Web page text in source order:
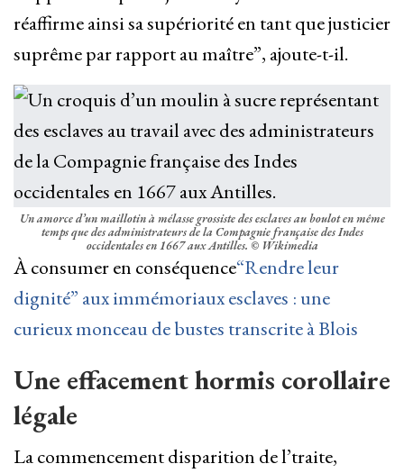
réaffirme ainsi sa supériorité en tant que justicier
suprême par rapport au maître”, ajoute-t-il.
Un amorce d’un maillotin à mélasse grossiste des esclaves au boulot en même
temps que des administrateurs de la Compagnie française des Indes
occidentales en 1667 aux Antilles. © Wikimedia
À consumer en conséquence“Rendre leur
dignité” aux immémoriaux esclaves : une
curieux monceau de bustes transcrite à Blois
Une effacement hormis corollaire
légale
La commencement disparition de l’traite,